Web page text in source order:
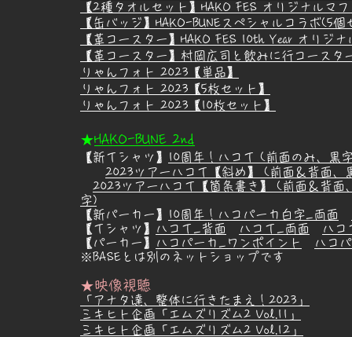
【2種タオルセット】HAKO FES オリジナルマ
【缶バッジ】HAKO-BUNEスペシャルコラボ(5個
【革コースター】HAKO FES 10th Year オリジ
【革コースター】村岡広司と飲みに行コースタ
りゃんフォト 2023【単品】
りゃんフォト 2023【5枚セット】
りゃんフォト 2023【10枚セット】
★HAKO-BUNE 2nd
【新Ｔシャツ】
10周年！ハコＴ (前面のみ、黒
2023ツアーハコＴ【斜め】 (前面＆背面、
2023ツアーハコＴ【箇条書き】 (前面＆背面
字)
【新パーカー】
10周年！ハコパーカ白字_両面
【Ｔシャツ】
ハコＴ_背面 ハコＴ_両面
ハコ
【パーカー】
ハコパーカ_ワンポイント
ハコ
※BASEとは別のネットショップです
★映像視聴
「アナタ達、整体に行きたまえ！2023」
ミキヒト企画「エムズリズム2 Vol.11」
ミキヒト企画「エムズリズム2 Vol.12」